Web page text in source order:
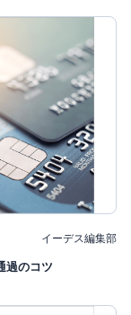
イーデス編集部
過のコツ